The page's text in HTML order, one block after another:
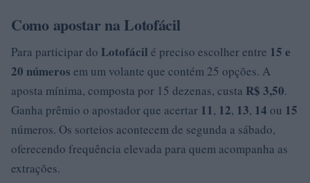
Como apostar na Lotofácil
Para participar do Lotofácil é preciso escolher entre 15 e
20 números em um volante que contém 25 opções. A
aposta mínima, composta por 15 dezenas, custa R$ 3,50.
Ganha prêmio o apostador que acertar 11, 12, 13, 14 ou 15
números. Os sorteios acontecem de segunda a sábado,
oferecendo frequência elevada para quem acompanha as
extrações.